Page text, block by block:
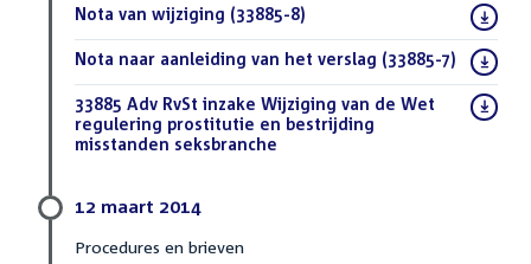
Download
bestand:
Nota van wijziging (33885-8)
Download
Nota naar aanleiding van het verslag (33885-7) (PDF)
Download
bestand:
33885 Adv RvSt inzake Wijziging van de Wet
regulering prostitutie en bestrijding
misstanden seksbranche
12 maart 2014
Procedures en brieven